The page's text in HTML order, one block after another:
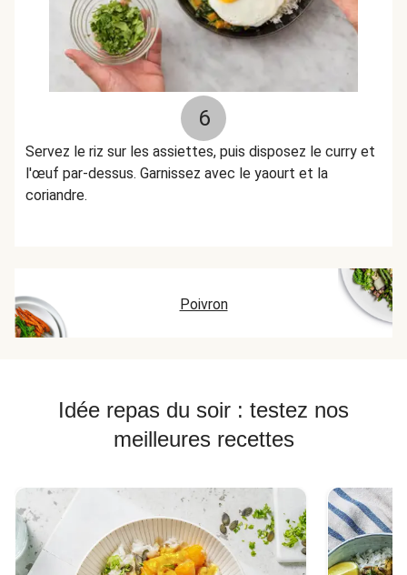
6
Servez le riz sur les assiettes, puis disposez le curry et
l'œuf par-dessus. Garnissez avec le yaourt et la
coriandre.
Poivron
Idée repas du soir : testez nos
meilleures recettes